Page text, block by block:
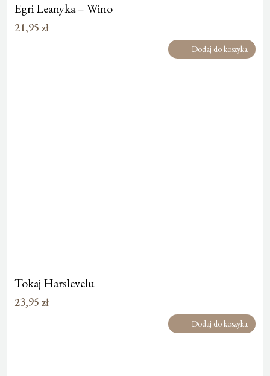
Egri Leanyka – Wino
21,95 zł
Dodaj do koszyka
Tokaj Harslevelu
23,95 zł
Dodaj do koszyka